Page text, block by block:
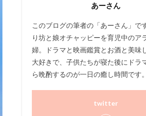
あーさん
このブログの筆者の「あーさん」で
り坊と娘オチャッピーを育児中のア
婦。ドラマと映画鑑賞とお酒と美味
大好きで、子供たちが寝た後にドラ
ら晩酌するのが一日の癒し時間です。
twitter